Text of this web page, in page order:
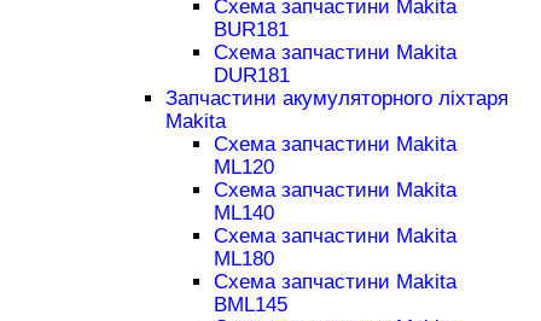
Схема запчастини Makita
BUR181
Схема запчастини Makita
DUR181
Запчастини акумуляторного ліхтаря
Makita
Схема запчастини Makita
ML120
Схема запчастини Makita
ML140
Схема запчастини Makita
ML180
Схема запчастини Makita
BML145